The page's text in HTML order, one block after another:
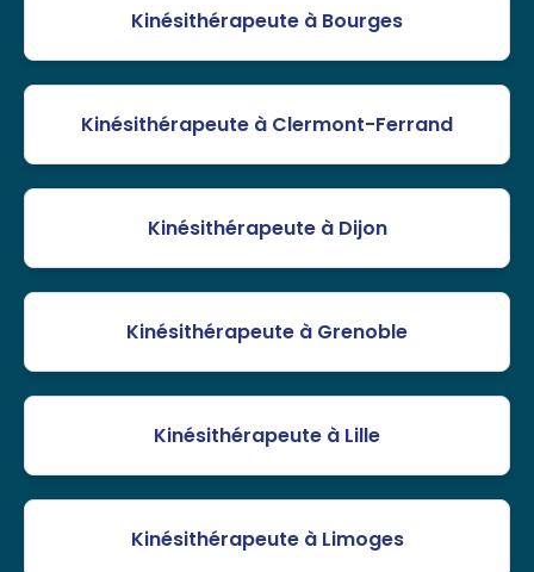
Kinésithérapeute à Bourges
Kinésithérapeute à Clermont-Ferrand
Kinésithérapeute à Dijon
Kinésithérapeute à Grenoble
Kinésithérapeute à Lille
Kinésithérapeute à Limoges